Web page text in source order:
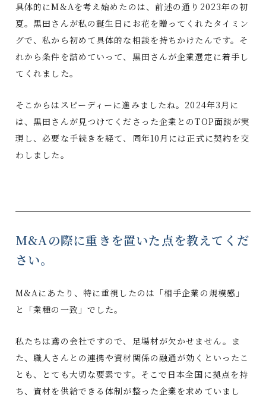
具体的にM&Aを考え始めたのは、前述の通り2023年の初
夏。黒田さんが私の誕生日にお花を贈ってくれたタイミン
グで、私から初めて具体的な相談を持ちかけたんです。そ
れから条件を詰めていって、黒田さんが企業選定に着手し
てくれました。
そこからはスピーディーに進みましたね。2024年3月に
は、黒田さんが見つけてくださった企業とのTOP面談が実
現し、必要な手続きを経て、同年10月には正式に契約を交
わしました。
M&Aの際に重きを置いた点を教えてくだ
さい。
M&Aにあたり、特に重視したのは「相手企業の規模感」
と「業種の一致」でした。
私たちは鳶の会社ですので、足場材が欠かせません。ま
た、職人さんとの連携や資材関係の融通が効くといったこ
とも、とても大切な要素です。そこで日本全国に拠点を持
ち、資材を供給できる体制が整った企業を求めていまし